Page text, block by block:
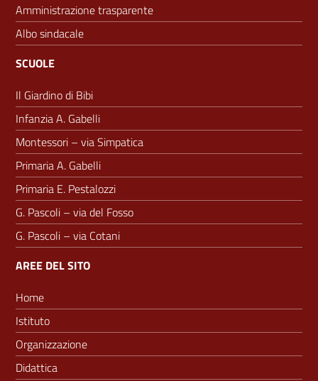
Amministrazione trasparente
Albo sindacale
SCUOLE
Il Giardino di Bibi
Infanzia A. Gabelli
Montessori – via Simpatica
Primaria A. Gabelli
Primaria E. Pestalozzi
G. Pascoli – via del Fosso
G. Pascoli – via Cotani
AREE DEL SITO
Home
Istituto
Organizzazione
Didattica